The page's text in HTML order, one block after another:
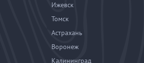
Ижевск
Томск
Астрахань
Воронеж
Калининград